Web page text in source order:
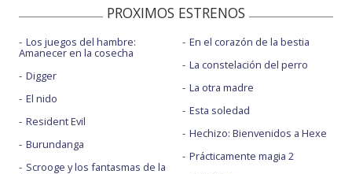
PROXIMOS ESTRENOS
Los juegos del hambre:
Amanecer en la cosecha
Digger
El nido
Resident Evil
Burundanga
Scrooge y los fantasmas de la
En el corazón de la bestia
La constelación del perro
La otra madre
Esta soledad
Hechizo: Bienvenidos a Hexe
Prácticamente magia 2